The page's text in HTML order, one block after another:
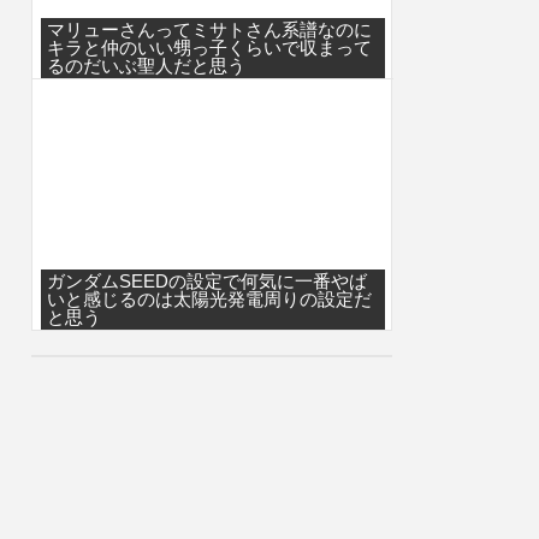
マリューさんってミサトさん系譜なのに
キラと仲のいい甥っ子くらいで収まって
るのだいぶ聖人だと思う
ガンダムSEEDの設定で何気に一番やば
いと感じるのは太陽光発電周りの設定だ
と思う